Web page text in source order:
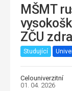
MŠMT
ZČU
Studující
Celouniverzitní
01. 04. 2026